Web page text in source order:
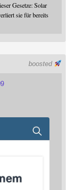
Gesetze: Solar
sie für bereits
boosted